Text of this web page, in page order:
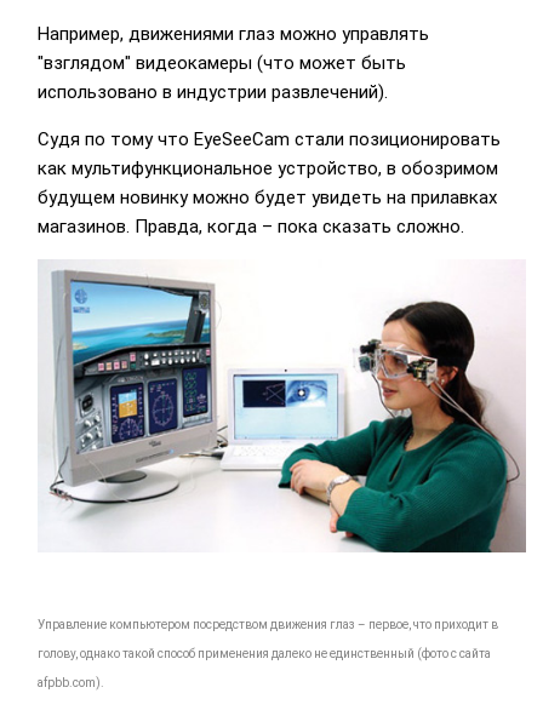
Например, движениями глаз можно управлять
"взглядом" видеокамеры (что может быть
использовано в индустрии развлечений).
Судя по тому что EyeSeeCam стали позиционировать
как мультифункциональное устройство, в обозримом
будущем новинку можно будет увидеть на прилавках
магазинов. Правда, когда – пока сказать сложно.
Управление компьютером посредством движения глаз – первое, что приходит в
голову, однако такой способ применения далеко не единственный (фото с сайта
afpbb.com).